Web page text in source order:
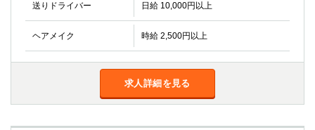
送りドライバー 日給 10,000円以上
ヘアメイク 時給 2,500円以上
求人詳細を見る
祖師ヶ谷大蔵
小岩
五井